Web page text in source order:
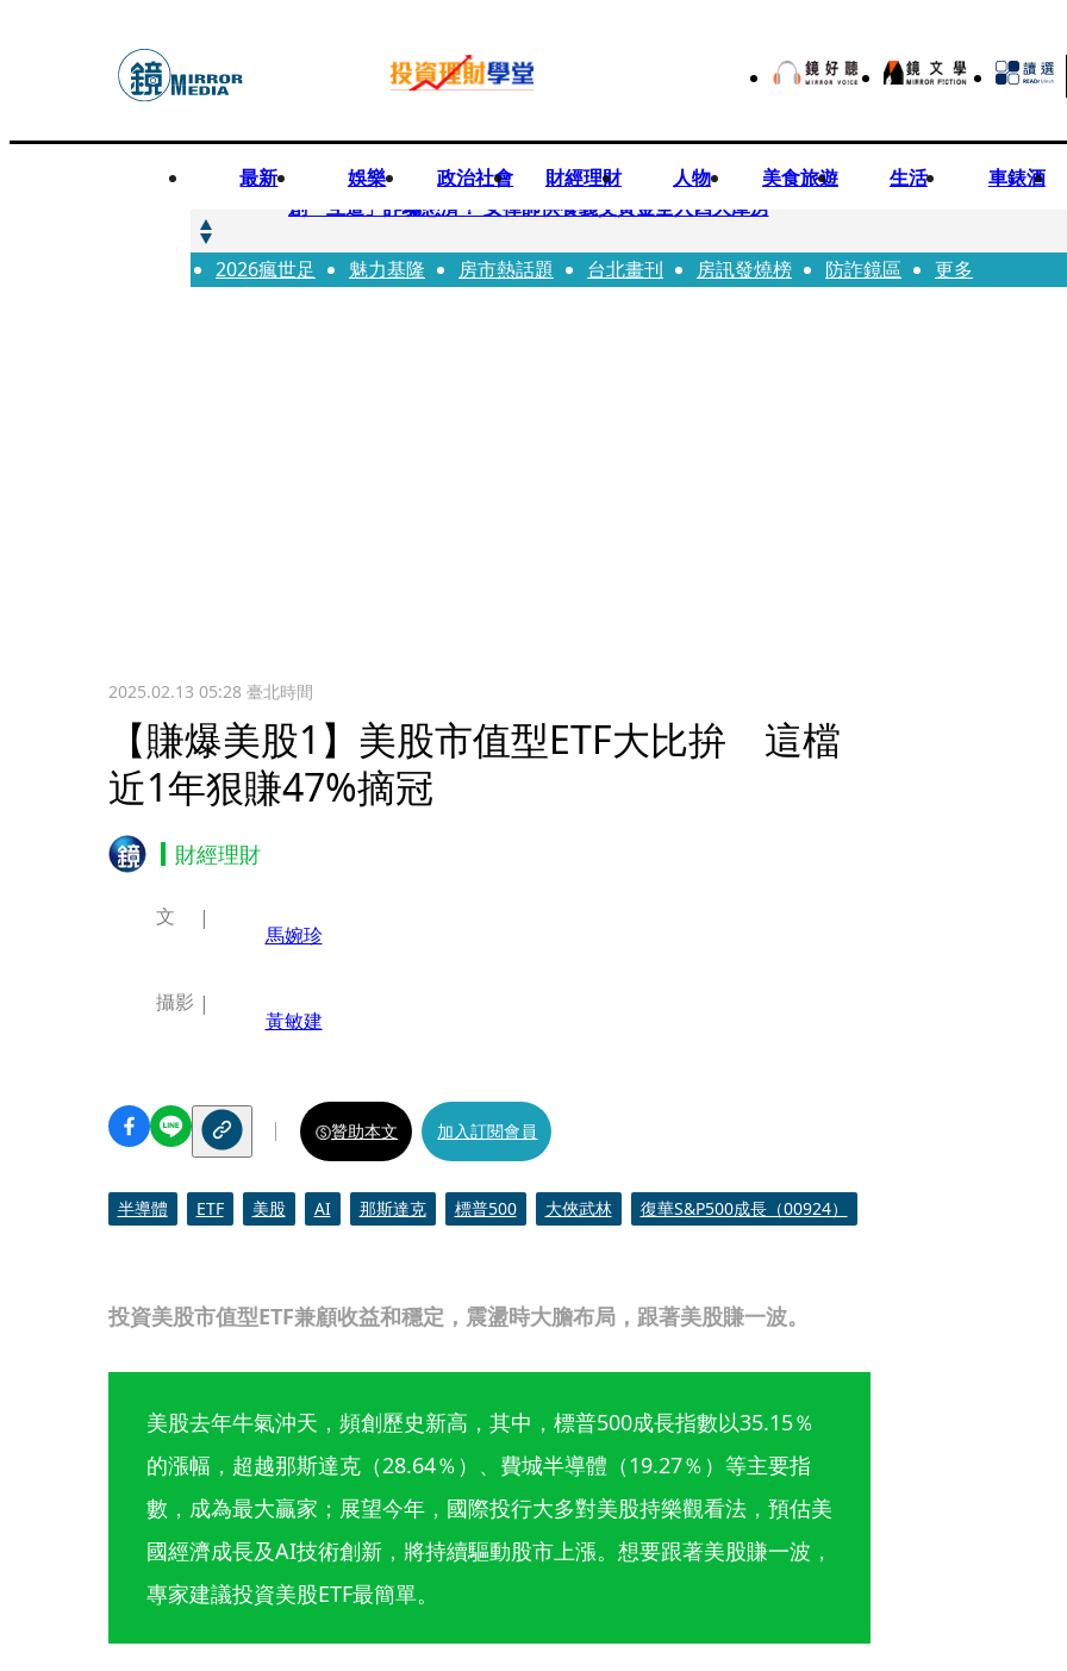
最新 娛樂 政治社會 財經理財 人物 美食旅遊 生活 車錶酒
快訊
創「互道」詐騙慈濟！ 女律師供養義父黃金全入四大庫房
快訊
前時力黨魁表態「反對刪公視預算」 盼在野三思：改凍結處理受質疑項目
2026瘋世足 魅力基隆 房市熱話題 台北畫刊 房訊發燒榜 防詐鏡區 更多
2025.02.13 05:28臺北時間
【賺爆美股1】美股市值型ETF大比拚 這檔
近1年狠賺47%摘冠
財經理財
投資美股市值型ETF兼顧收益和穩定，震盪時大膽布局，跟著美股賺一波。
文
馬婉珍
攝影
黃敏建
贊助本文 加入訂閱會員
半導體 ETF 美股 AI 那斯達克 標普500 大俠武林 復華S&P500成長（00924）
美股去年牛氣沖天，頻創歷史新高，其中，標普500成長指數以35.15％
的漲幅，超越那斯達克（28.64％）、費城半導體（19.27％）等主要指
數，成為最大贏家；展望今年，國際投行大多對美股持樂觀看法，預估美
國經濟成長及AI技術創新，將持續驅動股市上漲。想要跟著美股賺一波，
專家建議投資美股ETF最簡單。